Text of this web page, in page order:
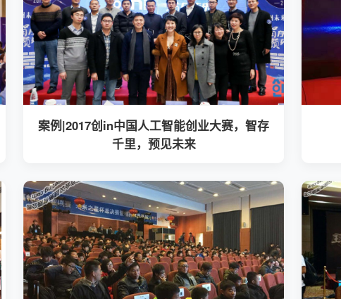
案例|2017创in中国人工智能创业大赛，智存
千里，预见未来